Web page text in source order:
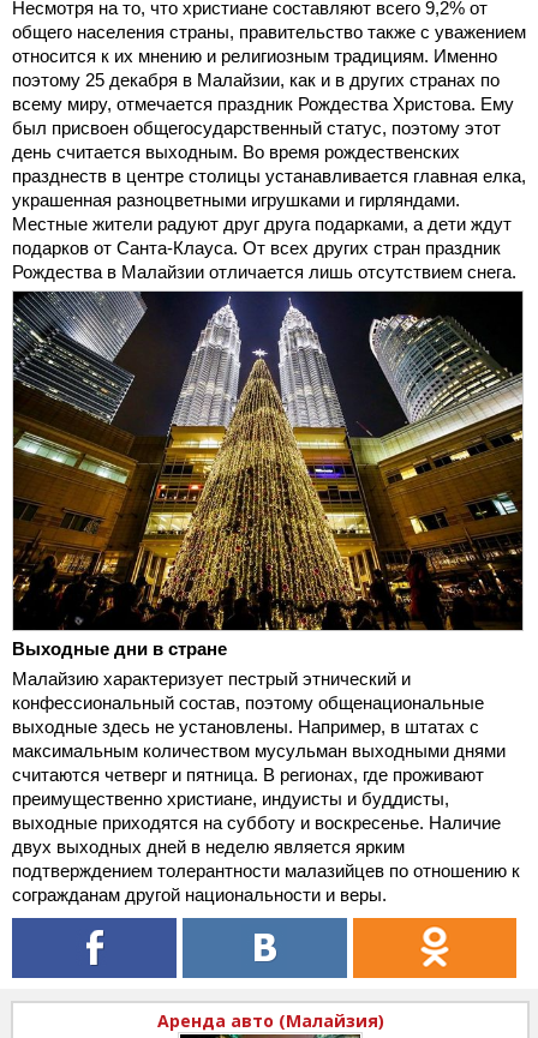
Несмотря на то, что христиане составляют всего 9,2% от
общего населения страны, правительство также с уважением
относится к их мнению и религиозным традициям. Именно
поэтому 25 декабря в Малайзии, как и в других странах по
всему миру, отмечается праздник Рождества Христова. Ему
был присвоен общегосударственный статус, поэтому этот
день считается выходным. Во время рождественских
празднеств в центре столицы устанавливается главная елка,
украшенная разноцветными игрушками и гирляндами.
Местные жители радуют друг друга подарками, а дети ждут
подарков от Санта-Клауса. От всех других стран праздник
Рождества в Малайзии отличается лишь отсутствием снега.
Выходные дни в стране
Малайзию характеризует пестрый этнический и
конфессиональный состав, поэтому общенациональные
выходные здесь не установлены. Например, в штатах с
максимальным количеством мусульман выходными днями
считаются четверг и пятница. В регионах, где проживают
преимущественно христиане, индуисты и буддисты,
выходные приходятся на субботу и воскресенье. Наличие
двух выходных дней в неделю является ярким
подтверждением толерантности малазийцев по отношению к
согражданам другой национальности и веры.
Аренда авто (Малайзия)